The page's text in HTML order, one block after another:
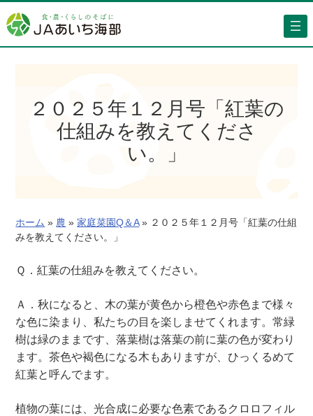
容
を
２０２５年１２月号「紅葉の
仕組みを教えてくださ
い。」
ホーム » 農 » 家庭菜園Q＆A » ２０２５年１２月号「紅葉の仕組
みを教えてください。」
Ｑ．紅葉の仕組みを教えてください。
Ａ．秋になると、木の葉が黄色から橙色や赤色まで様々
な色に染まり、私たちの目を楽しませてくれます。常緑
樹は緑のままです、落葉樹は落葉の前に葉の色が変わり
ます。茶色や褐色になる木もありますが、ひっくるめて
紅葉と呼んでます。
植物の葉には、光合成に必要な色素であるクロロフィル